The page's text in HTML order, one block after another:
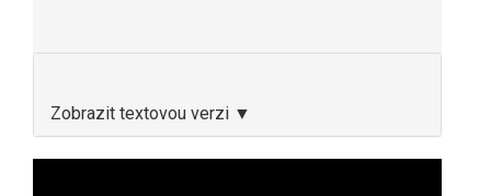
Zobrazit textovou verzi ▼